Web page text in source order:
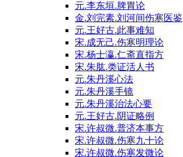
元.李东垣.脾胃论
金.刘完素.刘河间伤寒医鉴
元.王好古.此事难知
宋.成无己.伤寒明理论
宋.杨士瀛.仁斋直指方
宋.朱肱.类证活人书
元.朱丹溪心法
元.朱丹溪手镜
元.朱丹溪治法心要
元.王好古.阴证略例
宋.许叔微.普济本事方
宋.许叔微.伤寒九十论
宋.许叔微.伤寒发微论